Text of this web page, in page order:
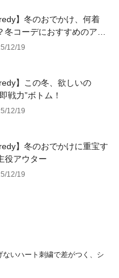
】冬のおでかけ、何着
冬コーデにおすすめのアイ
をPICKUP！
12/19
】この冬、欲しいの
戦力”ボトム！
12/19
】冬のおでかけに重宝す
役アウター
12/19
ないハート刺繍で差がつく、シ